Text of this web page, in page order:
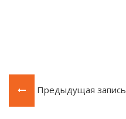
Предыдущая запись